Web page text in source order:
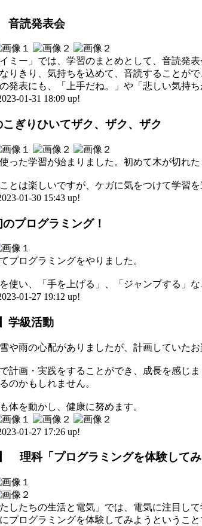
音読発表会
ミー」では、学習のまとめとして、音読発表
りきり、気持ちを込めて、音読することがで
発表にも、「上手だね。」や「悲しい気持
01-31 18:09 up!
こぎりひいてザク、ザク、ザク
った学習が始まりました。初めて木が切れ
とは楽しいですが、ケガに気をつけて学習を
01-30 15:43 up!
のプログラミング！
プログラミングをやりました。
使い、「手を上げる」、「ジャンプする」
01-27 19:12 up!
学級活動
や雨の心配がありましたが、計画していたお
計画・実践をすることができ、成長を感じ
のかもしれません。
体を動かし、健康に努めます。
01-27 17:26 up!
理科「プログラミングを体験してみ
したちの生活と電気」では、電気に注目して
プログラミングを体験してみようというこ